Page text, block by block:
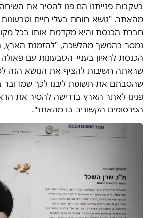
בעקבות פנייתנו הם פנו להסיר את
מהאתר. "נושא רווחת בעלי חיים
חברת הכנסת והיא מקדמת אותו בכל
נמסר בהמשך מהלשכה, "להזמנת הארץ,
הכנסת לראיון בעניין הטבעונות עם
שראתה חשיבות להציף את הנושא הזה
שהסבתם את תשומת ליבנו לכך שמדובר
פנינו לאתר הארץ בדרישה להסיר את
הפרסומים הקשורים בו מהאתר".